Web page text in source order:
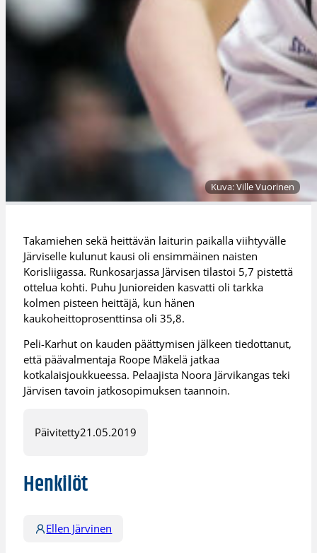
Kuva: Ville Vuorinen
Takamiehen sekä heittävän laiturin paikalla viihtyvälle
Järviselle kulunut kausi oli ensimmäinen naisten
Korisliigassa. Runkosarjassa Järvisen tilastoi 5,7 pistettä
ottelua kohti. Puhu Junioreiden kasvatti oli tarkka
kolmen pisteen heittäjä, kun hänen
kaukoheittoprosenttinsa oli 35,8.
Peli-Karhut on kauden päättymisen jälkeen tiedottanut,
että päävalmentaja Roope Mäkelä jatkaa
kotkalaisjoukkueessa. Pelaajista Noora Järvikangas teki
Järvisen tavoin jatkosopimuksen taannoin.
Päivitetty21.05.2019
Henkilöt
Ellen Järvinen